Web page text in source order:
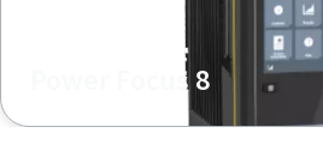
Power Focus 8